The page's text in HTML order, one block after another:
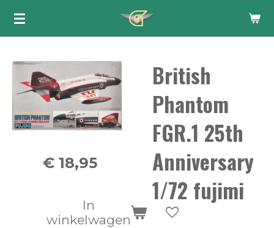
Ga
hoofdinhoud
British
Phantom
FGR.1 25th
Anniversary
1/72 fujimi
€ 18,95
In
winkelwagen